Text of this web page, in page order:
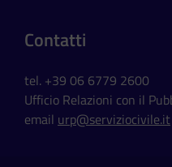
Contatti
tel. +39 06 6779 2600
Ufficio Relazioni con il
email urp@serviziocivile.it